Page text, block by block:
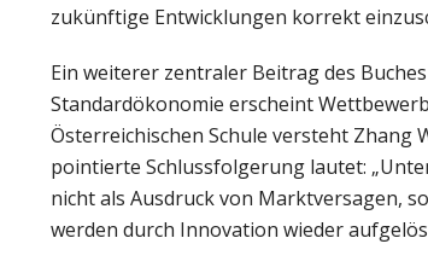
zukünftige Entwicklungen korrekt
Ein weiterer zentraler Beitrag des
Standardökonomie erscheint
Österreichischen Schule versteht Zhang
pointierte Schlussfolgerung lautet:
nicht als Ausdruck von Marktversagen,
werden durch Innovation wieder